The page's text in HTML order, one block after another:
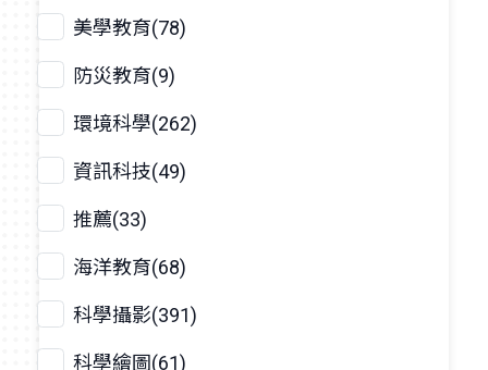
美學教育(78)
防災教育(9)
環境科學(262)
資訊科技(49)
推薦(33)
海洋教育(68)
科學攝影(391)
科學繪圖(61)